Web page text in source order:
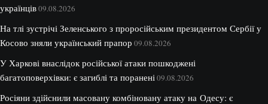
українців09.08.2026
На тлі зустрічі Зеленського з проросійським президентом Сербії у
Косово зняли український прапор 09.08.2026
У Харкові внаслідок російської атаки пошкоджені
багатоповерхівки: є загиблі та поранені 09.08.2026
Росіяни здійснили масовану комбіновану атаку на Одесу: є